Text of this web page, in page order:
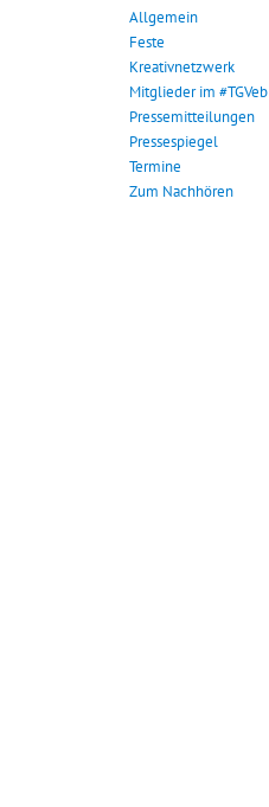
Allgemein
Feste
Kreativnetzwerk
Mitglieder im #TGVeb
Pressemitteilungen
Pressespiegel
Termine
Zum Nachhören